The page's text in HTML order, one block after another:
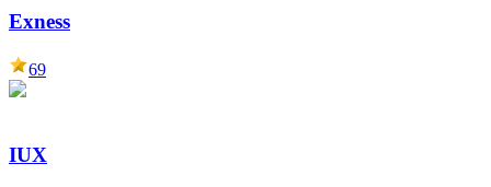
Exness
69
IUX